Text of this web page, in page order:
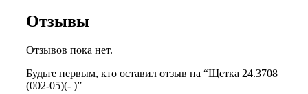
Отзывы
Отзывов пока нет.
Будьте первым, кто оставил отзыв на “Щетка 24.3708
(002-05)(- )”